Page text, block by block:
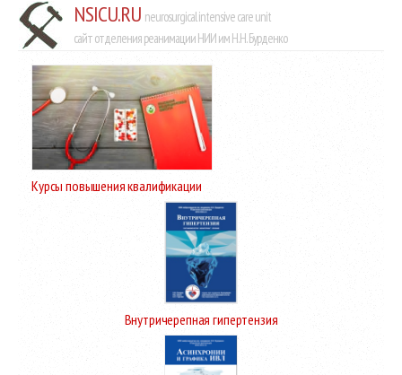
NSICU.RU neurosurgical intensive care unit
сайт отделения реанимации НИИ им Н.Н. Бурденко
Курсы повышения квалификации
Внутричерепная гипертензия